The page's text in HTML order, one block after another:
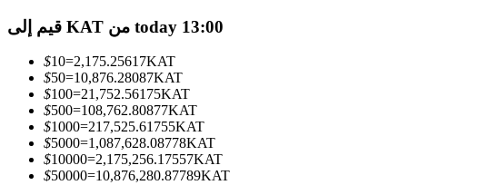
انضم إلى أفضل المتداولين
قيم إلى KAT من today 13:00
$10=2,175.25617KAT
$50=10,876.28087KAT
$100=21,752.56175KAT
$500=108,762.80877KAT
$1000=217,525.61755KAT
$5000=1,087,628.08778KAT
$10000=2,175,256.17557KAT
$50000=10,876,280.87789KAT